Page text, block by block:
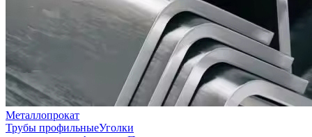
Металлопрокат
Трубы профильныеУголки